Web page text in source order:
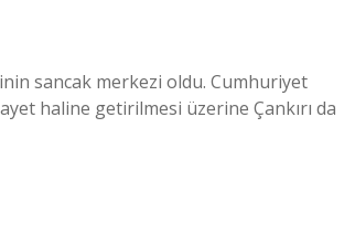
sancak merkezi oldu. Cumhuriyet
haline getirilmesi üzerine Çankırı da